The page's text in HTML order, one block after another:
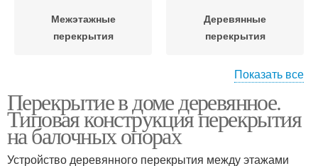
Межэтажные
перекрытия
Деревянные
перекрытия
Перекрытия в доме
перекрытия
Показать все
Перекрытие в доме деревянное.
Типовая конструкция перекрытия
на балочных опорах
Устройство деревянного перекрытия между этажами